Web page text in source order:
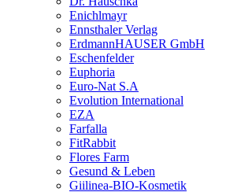
Enichlmayr
Ennsthaler Verlag
ErdmannHAUSER GmbH
Eschenfelder
Euphoria
Euro-Nat S.A
Evolution International
EZA
Farfalla
FitRabbit
Flores Farm
Gesund & Leben
Giilinea-BIO-Kosmetik